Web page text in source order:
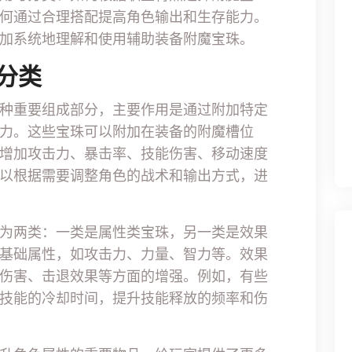
通过合理搭配提高角色输出和生存能力。
系统地理解和使用辅助装备附魔宝珠。
类
重要组成部分，主要作用是通过附加特定
。这些宝珠可以附加在装备的附魔槽位
加攻击力、暴击率、技能伤害、移动速度
根据需要调整角色的战术和输出方式，进
两类：一类是属性类宝珠，另一类是效果
础属性，如攻击力、力量、智力等。效果
害、击退效果等方面的增强。例如，有些
能的冷却时间，提升技能释放的频率和伤